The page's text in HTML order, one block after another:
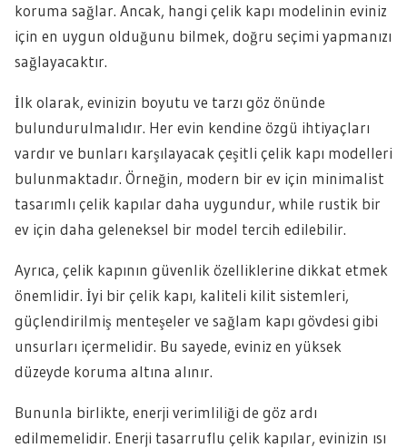
koruma sağlar. Ancak, hangi çelik kapı modelinin eviniz
için en uygun olduğunu bilmek, doğru seçimi yapmanızı
sağlayacaktır.
İlk olarak, evinizin boyutu ve tarzı göz önünde
bulundurulmalıdır. Her evin kendine özgü ihtiyaçları
vardır ve bunları karşılayacak çeşitli çelik kapı modelleri
bulunmaktadır. Örneğin, modern bir ev için minimalist
tasarımlı çelik kapılar daha uygundur, while rustik bir
ev için daha geleneksel bir model tercih edilebilir.
Ayrıca, çelik kapının güvenlik özelliklerine dikkat etmek
önemlidir. İyi bir çelik kapı, kaliteli kilit sistemleri,
güçlendirilmiş menteşeler ve sağlam kapı gövdesi gibi
unsurları içermelidir. Bu sayede, eviniz en yüksek
düzeyde koruma altına alınır.
Bununla birlikte, enerji verimliliği de göz ardı
edilmemelidir. Enerji tasarruflu çelik kapılar, evinizin ısı